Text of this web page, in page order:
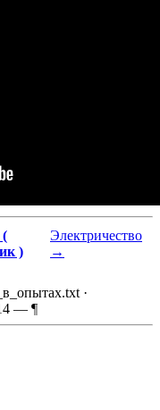
)
Электричество
→
·
— ¶